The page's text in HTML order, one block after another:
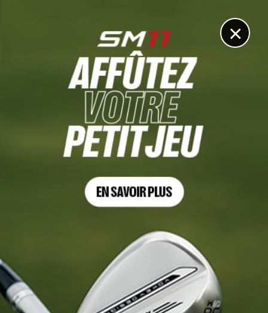
×
THE OPEN
Une orgie de golf sur Canal+ pour le « British »